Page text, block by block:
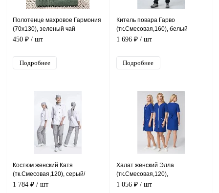
Полотенце махровое Гармония
(70х130), зеленый чай
450 ₽ / шт
Подробнее
Китель повара Гарво
(тк.Смесовая,160), белый
1 696 ₽ / шт
Подробнее
Костюм женский Катя
(тк.Смесовая,120), серый/
белый
1 784 ₽ / шт
Халат женский Элла
(тк.Смесовая,120),
васильковый/белый
1 056 ₽ / шт